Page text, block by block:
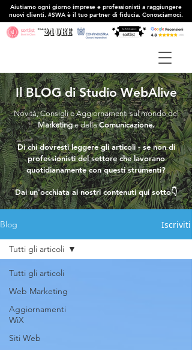
Aiutiamo ogni giorno imprese e professionisti a raggiungere
nuovi clienti. #SWA è il tuo partner di fiducia. Conosciamoci.
Il BLOG di Studio WebAlive
Novità, Consigli e Aggiornamenti sul mondo del
Marketinge dellaComunicazione.
Di chi dovresti leggere gli articoli - se non di
professionisti del settore che lavorano
quotidianamente con questi strumenti?
Dai un'occhiata ai nostri contenuti qui sotto👇
Blog Iscriviti
Tutti gli articoli
Web Marketing
Aggiornamenti
WiX
Siti Web
Tutti gli articoli